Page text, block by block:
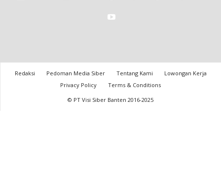
Redaksi Pedoman Media Siber Tentang Kami
Lowongan Kerja
Privacy Policy
Terms & Conditions
© PT Visi Siber Banten 2016-2025